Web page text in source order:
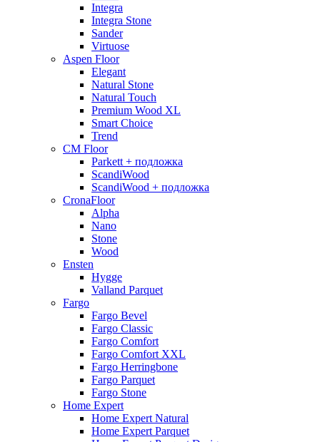
Integra
Integra Stone
Sander
Virtuose
Aspen Floor
Elegant
Natural Stone
Natural Touch
Premium Wood XL
Smart Choice
Trend
CM Floor
Parkett + подложка
ScandiWood
ScandiWood + подложка
CronaFloor
Alpha
Nano
Stone
Wood
Ensten
Hygge
Valland Parquet
Fargo
Fargo Bevel
Fargo Classic
Fargo Comfort
Fargo Comfort XXL
Fargo Herringbone
Fargo Parquet
Fargo Stone
Home Expert
Home Expert Natural
Home Expert Parquet